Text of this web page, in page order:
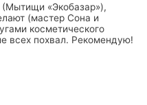
(Мытищи «Экобазар»),
(мастер Сона и
косметического
всех похвал. Рекомендую!